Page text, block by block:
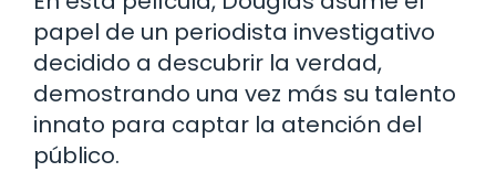
papel de un periodista investigativo
decidido a descubrir la verdad,
demostrando una vez más su talento
innato para captar la atención del
público.